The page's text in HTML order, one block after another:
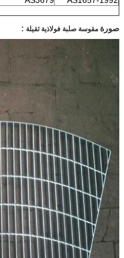
صورة مقوسة صلبة فولاذية ثقيلة :